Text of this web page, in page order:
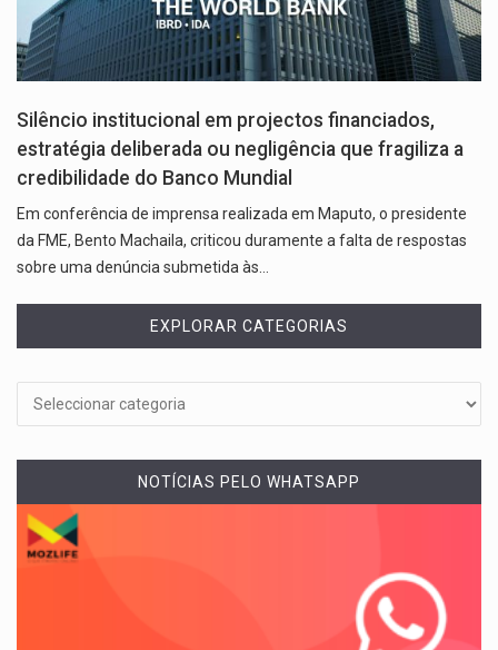
Silêncio institucional em projectos financiados,
estratégia deliberada ou negligência que fragiliza a
credibilidade do Banco Mundial
Em conferência de imprensa realizada em Maputo, o presidente
da FME, Bento Machaila, criticou duramente a falta de respostas
sobre uma denúncia submetida às…
EXPLORAR CATEGORIAS
NOTÍCIAS PELO WHATSAPP